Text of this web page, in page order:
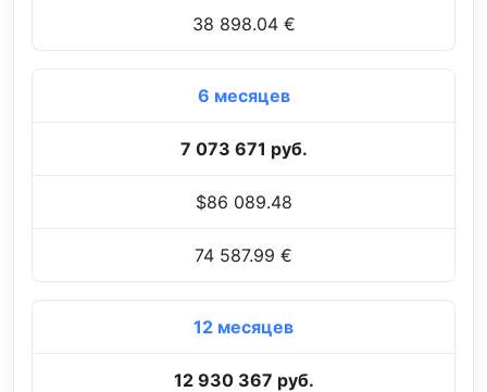
38 898.04 €
6 месяцев
7 073 671 руб.
$86 089.48
74 587.99 €
12 месяцев
12 930 367 руб.